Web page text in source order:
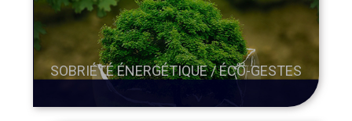
SOBRIÉTÉ ÉNERGÉTIQUE / ÉCO-GESTES